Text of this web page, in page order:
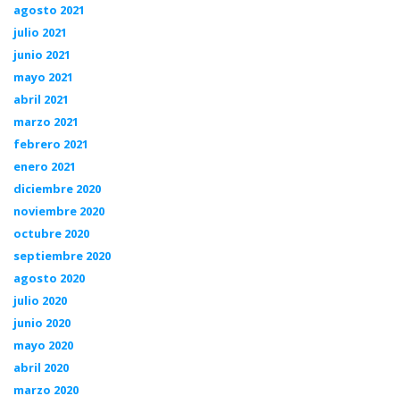
agosto 2021
julio 2021
junio 2021
mayo 2021
abril 2021
marzo 2021
febrero 2021
enero 2021
diciembre 2020
noviembre 2020
octubre 2020
septiembre 2020
agosto 2020
julio 2020
junio 2020
mayo 2020
abril 2020
marzo 2020